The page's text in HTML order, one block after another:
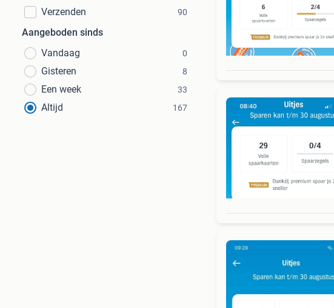
Verzenden 90
Aangeboden sinds
Vandaag
0
Gisteren 8
Een week 33
Altijd 167